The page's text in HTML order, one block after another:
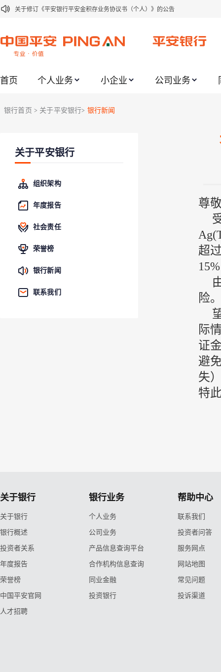
关于修订《平安银行平安金积存业务协议书（个人）》的公告
关于2021年劳动节期间代理贵金属业务风险提示的通知
关于加强代理贵金属业务风险防范的提示
关于进一步加强代理贵金属业务风险防范的提示
关于平安银行电子版信用卡更名为平安银行数字信用卡的公告
首页 个人业务 小企业 公司业务
银行首页 > 关于平安银行> 银行新闻
关于平安银行
组织架构
年度报告
社会责任
荣誉榜
银行新闻
联系我们
尊
超
险
际
证
避
失
特
关于银行
关于银行
银行概述
投资者关系
年度报告
荣誉榜
中国平安官网
人才招聘
银行业务
个人业务
公司业务
产品信息查询平台
合作机构信息查询
同业金融
投资银行
帮助中心
联系我们
投资者问答
服务网点
网站地图
常见问题
投诉渠道